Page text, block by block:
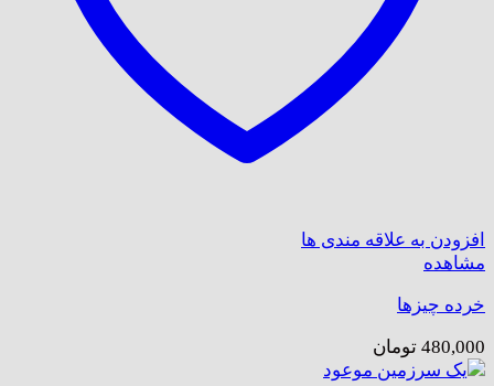
افزودن به علاقه مندی ها
مشاهده
خرده چیزها
480,000 تومان